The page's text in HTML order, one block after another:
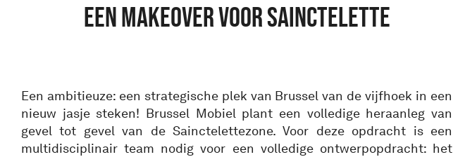
EEN MAKEOVER VOOR SAINCTELETTE
Een ambitieuze: een strategische plek van Brussel van de vijfhoek in een
nieuw jasje steken! Brussel Mobiel plant een volledige heraanleg van
gevel tot gevel van de Sainctelettezone. Voor deze opdracht is een
multidisciplinair team nodig voor een volledige ontwerpopdracht: het